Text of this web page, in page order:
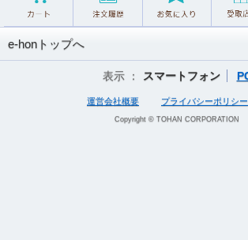
e-honトップへ
表示 ： スマートフォン
運営会社概要 プライバシーポリシー
Copyright © TOHAN CORPORATION